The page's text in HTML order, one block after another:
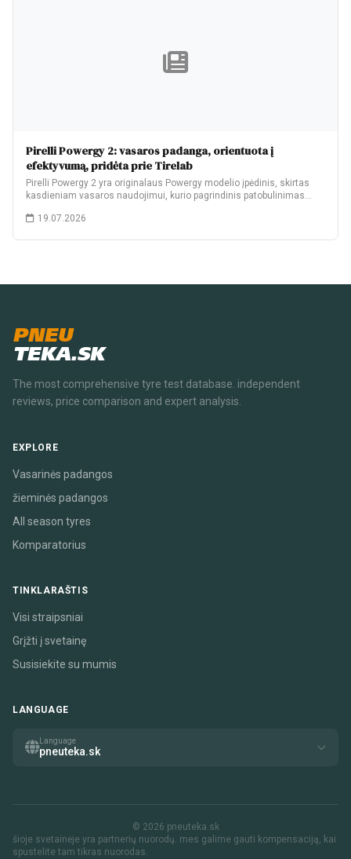
Pirelli Powergy 2: vasaros padanga, orientuota į
efektyvumą, pridėta prie Tirelab
Pirelli Powergy 2 yra originalaus Powergy modelio įpėdinis, skirtas
kasdieniam vasaros naudojimui, kurio pagrindinis patobulinimas…
19.07.2026
PNEU
TEKA.SK
The most comprehensive tyre test database. independent
reviews, price comparison and expert analysis.
EXPLORE
Vasarinės padangos
žieminės padangos
All season tyres
Komparatorius
TINKLARAŠTIS
Visi straipsniai
Grįžti į svetainę
Susisiekite su mumis
LANGUAGE
Language
pneuteka.sk
© 2026 pneuteka.sk
šioje svetainėje yra partnerių nuorodų. mes galime gauti kompensaciją, kai
spustelite tam tikras nuorodas.